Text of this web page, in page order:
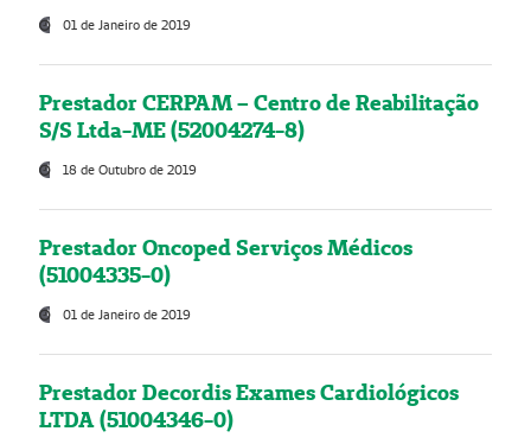
01 de Janeiro de 2019
Prestador CERPAM – Centro de Reabilitação
S/S Ltda-ME (52004274-8)
18 de Outubro de 2019
Prestador Oncoped Serviços Médicos
(51004335-0)
01 de Janeiro de 2019
Prestador Decordis Exames Cardiológicos
LTDA (51004346-0)